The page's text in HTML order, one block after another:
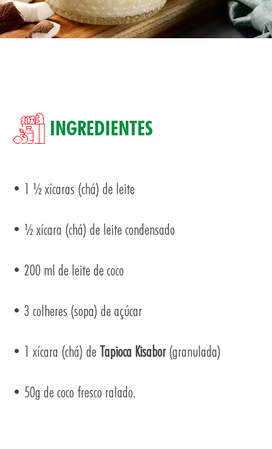
INGREDIENTES
• 1 ½ xícaras (chá) de leite
• ½ xícara (chá) de leite condensado
• 200 ml de leite de coco
• 3 colheres (sopa) de açúcar
• 1 xícara (chá) de Tapioca Kisabor(granulada)
• 50g de coco fresco ralado.